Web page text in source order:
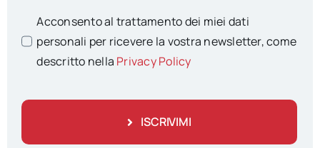
Acconsento al trattamento dei miei dati
personali per ricevere la vostra newsletter, come
descritto nella Privacy Policy
ISCRIVIMI